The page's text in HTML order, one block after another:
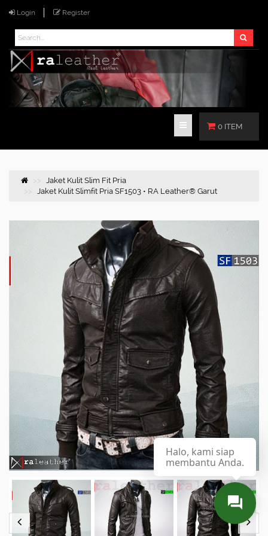
Login Register
0 ITEM
Jaket Kulit Slim Fit Pria
Jaket Kulit Slimfit Pria SF1503 • RA Leather® Garut
Halo, kami siap
membantu Anda.